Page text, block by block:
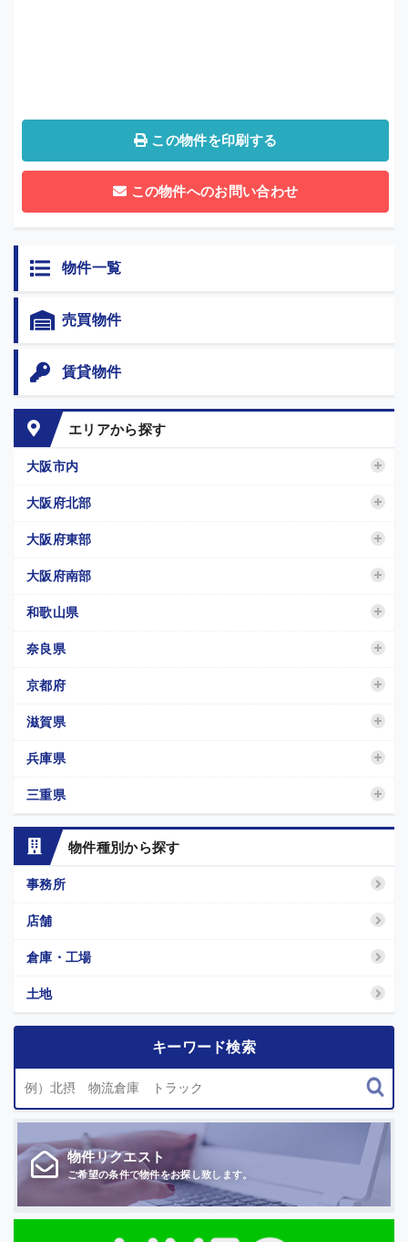
この物件を印刷する
この物件へのお問い合わせ
物件一覧
売買物件
賃貸物件
エリアから探す
大阪市内
大阪府北部
大阪府東部
大阪府南部
和歌山県
奈良県
京都府
滋賀県
兵庫県
三重県
物件種別から探す
事務所
店舗
倉庫・工場
土地
キーワード検索
物件リクエスト
ご希望の条件で物件をお探し致します。